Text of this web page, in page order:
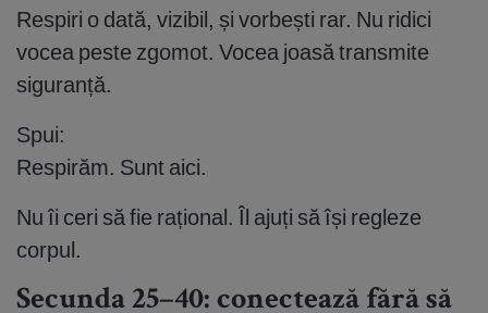
Respiri o dată, vizibil, și vorbești rar. Nu ridici
vocea peste zgomot. Vocea joasă transmite
siguranță.
Spui:
Respirăm. Sunt aici.
Nu îi ceri să fie rațional. Îl ajuți să își regleze
corpul.
Secunda 25–40: conectează fără să